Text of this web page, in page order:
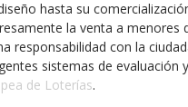
hasta su
la venta a
responsabilidad con la
sistemas de evaluación
de Loterías.